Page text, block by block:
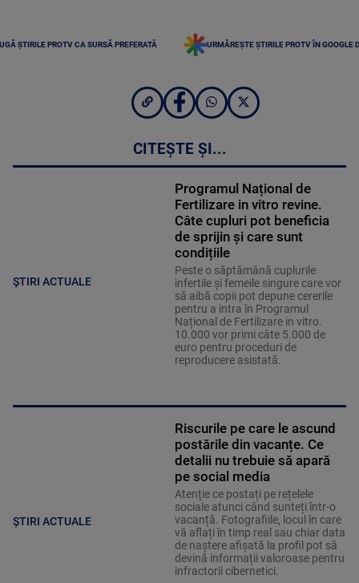
ȘTIRILE PROTV CA SURSĂ PREFERATĂ URMĂREȘTE ȘTIRILE PROTV ÎN GOOGLE
CITEȘTE ȘI...
ȘTIRI ACTUALE
Programul Național de
Fertilizare in vitro revine.
Câte cupluri pot beneficia
de sprijin și care sunt
condițiile
Peste o săptămână cuplurile
infertile și femeile singure care vor
să aibă copii pot depune cererile
pentru a intra în Programul
Național de Fertilizare in vitro.
10.000 vor primi câte 5.000 de
euro pentru proceduri de
reproducere asistată.
ȘTIRI ACTUALE
Riscurile pe care le ascund
postările din vacanțe. Ce
detalii nu trebuie să apară
pe social media
Atenție ce postați pe rețelele
sociale atunci când sunteți într-o
vacanță. Fotografiile, locul în care
vă aflați în timp real sau chiar data
de naștere afișată la profil pot să
devină informații valoroase pentru
infractorii cibernetici.